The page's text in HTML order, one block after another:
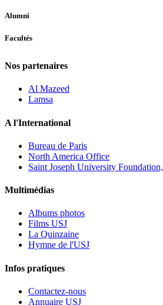
Alumni
Facultés
Nos partenaires
Al Mazeed
Lamsa
A l'International
Bureau de Paris
North America Office
Saint Joseph University
Multimédias
Albums photos
Films USJ
La Quinzaine
Hymne de l'USJ
Infos pratiques
Contactez-nous
Annuaire USJ